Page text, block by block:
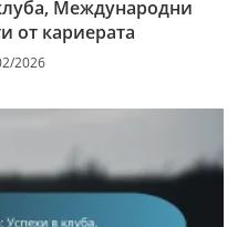
Международни
от кариерата
2026